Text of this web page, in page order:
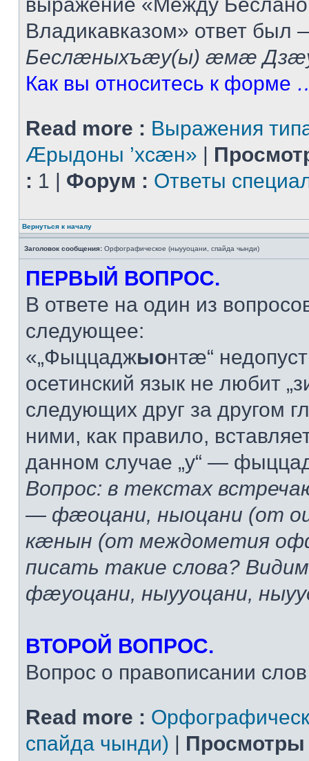
Владикавказом» ответ был
Беслæныхъæу(ы) æмæ
Как вы относитесь к форме
Read more : Выражения
Æрыдоны ’хсæн» |
: 1 | Форум : Ответы
Вернуться к началу
Заголовок сообщения: Орфографическое (ныууоцани, спайда чынди)
ПЕРВЫЙ ВОПРОС.
В ответе на один из
следующее:
«„Фыццаджыонтæ“
осетинский язык не любит
следующих друг за другом
ними, как правило,
данном случае „у“ —
Вопрос: в текстах
— фæоцани, ныоцани (от
кæнын (от междометия
писать такие слова?
фæуоцани, ныууоцани,
ВТОРОЙ ВОПРОС.
Вопрос о правописании
Read more :
спайда чынди) | Просмотры